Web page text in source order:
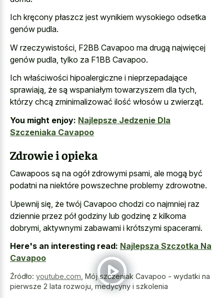
Ich kręcony płaszcz jest wynikiem wysokiego odsetka
genów pudla.
W rzeczywistości, F2BB Cavapoo ma drugą najwięcej
genów pudla, tylko za F1BB Cavapoo.
Ich właściwości hipoalergiczne i nieprzepadające
sprawiają, że są wspaniałym towarzyszem dla tych,
którzy chcą zminimalizować ilość włosów u zwierząt.
You might enjoy: Najlepsze Jedzenie Dla
Szczeniaka Cavapoo
Zdrowie i opieka
Cawapoos są na ogół zdrowymi psami, ale mogą być
podatni na niektóre powszechne problemy zdrowotne.
Upewnij się, że twój Cavapoo chodzi co najmniej raz
dziennie przez pół godziny lub godzinę z kilkoma
dobrymi, aktywnymi zabawami i krótszymi spacerami.
Here's an interesting read: Najlepsza Szczotka Na
Cavapoo
Źródło: youtube.com, Mój szczeniak Cavapoo - wydatki na
pierwsze 2 lata rozwoju, medycyny i szkolenia